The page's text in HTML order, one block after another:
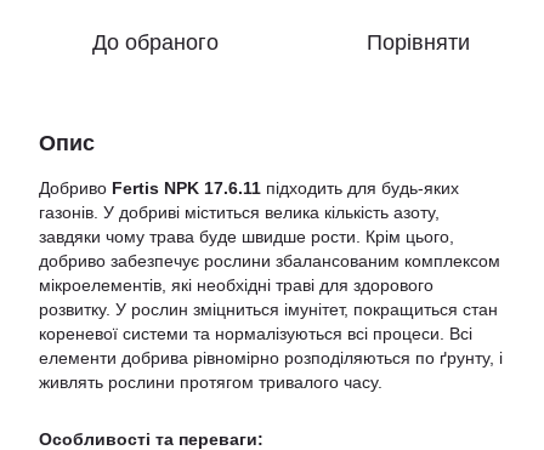
До обраного Порівняти
Опис
Добриво Fertis NPK 17.6.11 підходить для будь-яких
газонів. У добриві міститься велика кількість азоту,
завдяки чому трава буде швидше рости. Крім цього,
добриво забезпечує рослини збалансованим комплексом
мікроелементів, які необхідні траві для здорового
розвитку. У рослин зміцниться імунітет, покращиться стан
кореневої системи та нормалізуються всі процеси. Всі
елементи добрива рівномірно розподіляються по ґрунту, і
живлять рослини протягом тривалого часу.
Особливості та переваги: